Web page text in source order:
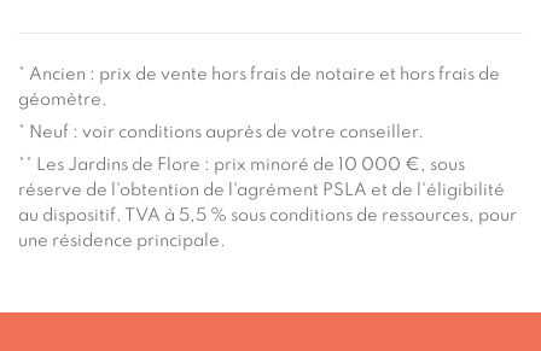
* Ancien : prix de vente hors frais de notaire et hors frais de
géomètre.
* Neuf : voir conditions auprès de votre conseiller.
** Les Jardins de Flore : prix minoré de 10 000 €, sous
réserve de l'obtention de l'agrément PSLA et de l'éligibilité
au dispositif. TVA à 5,5 % sous conditions de ressources, pour
une résidence principale.